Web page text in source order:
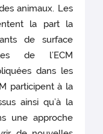
animaux. Les
la part la
de surface
de l’ECM
dans les
participent à la
ainsi qu’à la
une approche